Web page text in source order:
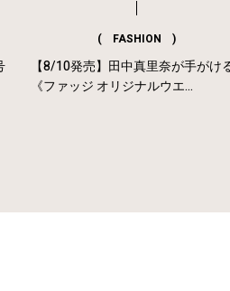
( FASHION )
【8/10発売】田中真里奈が手がけ
《ファッジ オリジナルウエ...